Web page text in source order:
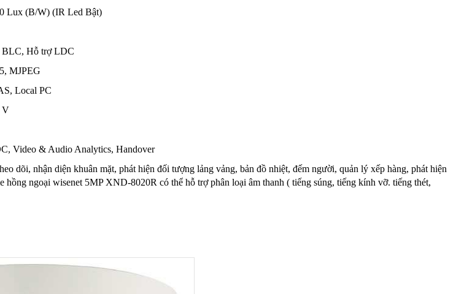
Lux (B/W) (IR Led Bật)
BLC, Hỗ trợ LDC
MJPEG
Local PC
V
Video & Audio Analytics, Handover
dõi, nhận diện khuân mặt, phát hiện đối tượng lảng vảng, bản đồ nhiệt, đếm người, quản lý xếp hàng, phát hiện
hồng ngoại wisenet 5MP XND-8020R có thể hỗ trợ phân loại âm thanh ( tiếng súng, tiếng kính vỡ. tiếng thét,